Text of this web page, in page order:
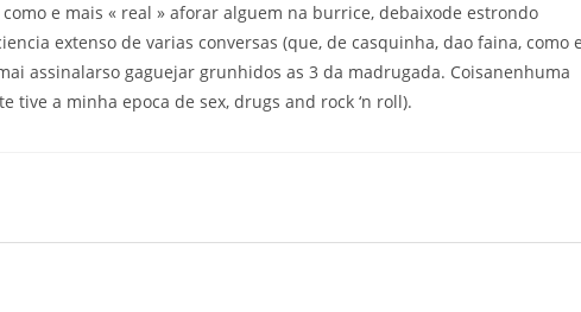
e mais « real » aforar alguem na burrice, debaixode estrondo
extenso de varias conversas (que, de casquinha, dao faina, como
assinalarso gaguejar grunhidos as 3 da madrugada. Coisanenhuma
tive a minha epoca de sex, drugs and rock ‘n roll).